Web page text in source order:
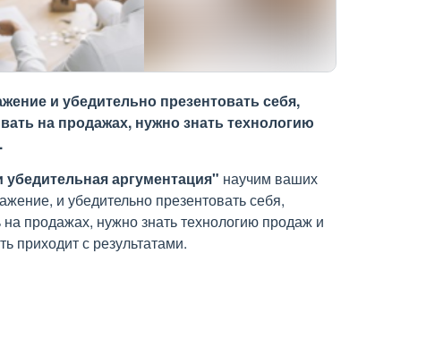
и убедительно презентовать себя,
на продажах, нужно знать технологию
аргументация" научим ваших
и убедительно презентовать себя,
продажах, нужно знать технологию продаж и
приходит с результатами.